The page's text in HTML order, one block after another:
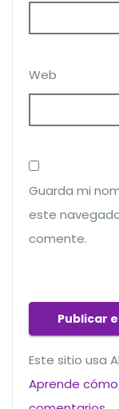
Web
Guarda mi
este
comente.
Este sitio usa
Aprende